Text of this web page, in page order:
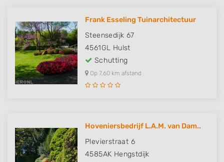
Frank Esseling Tuinarchitectuur
Steensedijk 67
4561GL Hulst
Schutting
Op 7,60 km afstand
Hoveniersbedrijf L.A.M. van Dam..
Plevierstraat 6
4585AK Hengstdijk